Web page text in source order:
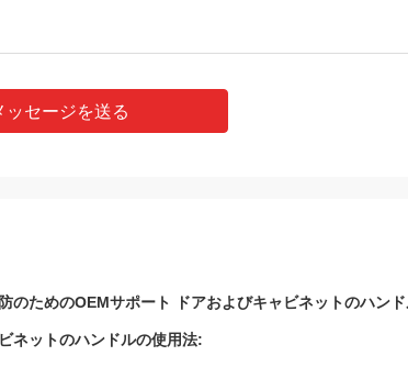
ッセージを送る
のためのOEMサポート ドアおよびキャビネットのハン
ネットのハンドルの使用法: